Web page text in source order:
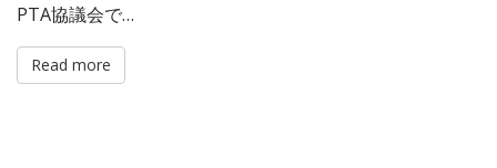
PTA協議会で…
Read more